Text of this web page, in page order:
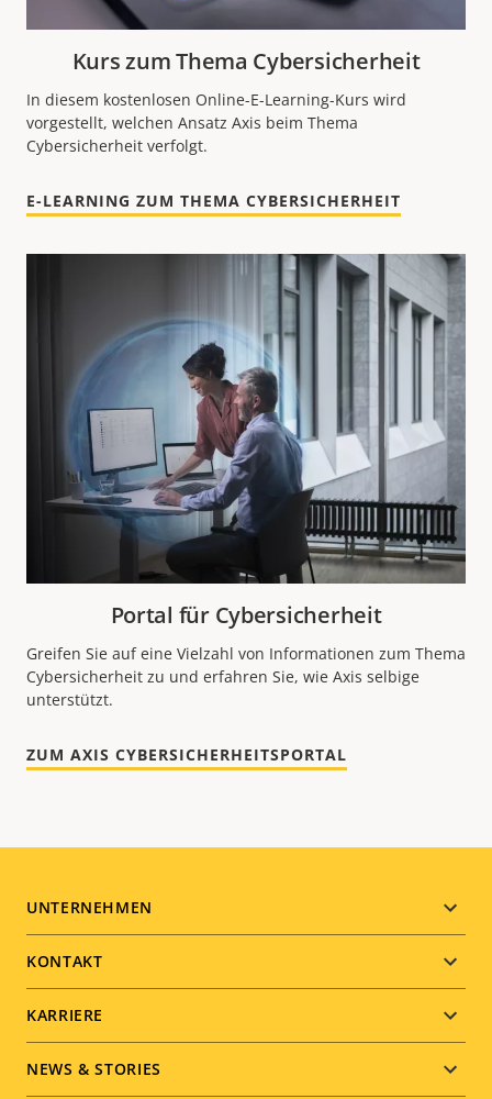
Kurs zum Thema Cybersicherheit
In diesem kostenlosen Online-E-Learning-Kurs wird
vorgestellt, welchen Ansatz Axis beim Thema
Cybersicherheit verfolgt.
E-LEARNING ZUM THEMA CYBERSICHERHEIT
Portal für Cybersicherheit
Greifen Sie auf eine Vielzahl von Informationen zum Thema
Cybersicherheit zu und erfahren Sie, wie Axis selbige
unterstützt.
ZUM AXIS CYBERSICHERHEITSPORTAL
Footer
menu
UNTERNEHMEN
KONTAKT
KARRIERE
NEWS & STORIES